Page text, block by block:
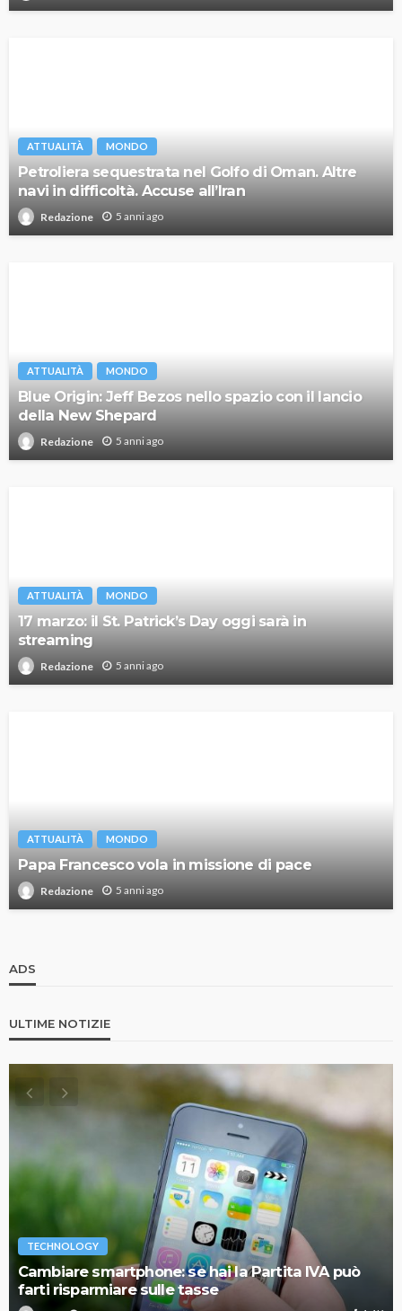
ATTUALITÀ MONDO
Petroliera sequestrata nel Golfo di Oman. Altre
navi in difficoltà. Accuse all’Iran
Redazione 5 anni ago
ATTUALITÀ MONDO
Blue Origin: Jeff Bezos nello spazio con il lancio
della New Shepard
Redazione 5 anni ago
ATTUALITÀ MONDO
17 marzo: il St. Patrick’s Day oggi sarà in
streaming
Redazione 5 anni ago
ATTUALITÀ MONDO
Papa Francesco vola in missione di pace
Redazione 5 anni ago
ADS
ULTIME NOTIZIE
TECHNOLOGY
Cambiare smartphone: se hai la Partita IVA può
farti risparmiare sulle tasse